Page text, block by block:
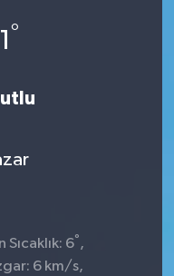
°
6° ,
6 km/s,